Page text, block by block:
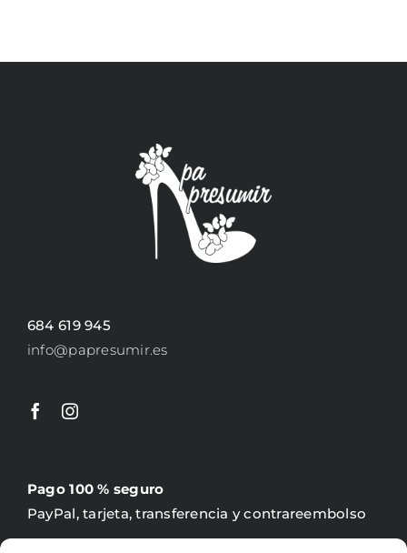
684 619 945
info@papresumir.es
Pago 100 % seguro
PayPal, tarjeta, transferencia y contrareembolso